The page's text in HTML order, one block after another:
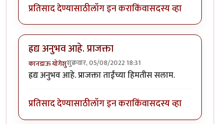
प्रतिसाद देण्यासाठीलॉग इन कराकिंवासदस्य व्हा
ह्रद्य अनुभव आहे. प्राजक्ता
कानडाऊ योगेशुशुक्रवार, 05/08/2022 18:31
ह्रद्य अनुभव आहे. प्राजक्ता ताईंच्या हिमतीस सलाम.
प्रतिसाद देण्यासाठीलॉग इन कराकिंवासदस्य व्हा